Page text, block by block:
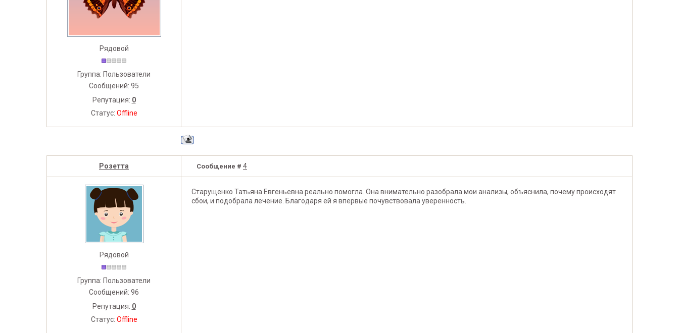
Рядовой
Группа: Пользователи
Сообщений: 95
Репутация: 0
Статус: Offline
Розетта Сообщение # 4
Рядовой
Группа: Пользователи
Сообщений: 96
Репутация: 0
Статус: Offline
Старущенко Татьяна Евгеньевна реально помогла. Она внимательно разобрала мои анализы, объяснила, почему происходят
сбои, и подобрала лечение. Благодаря ей я впервые почувствовала уверенность.